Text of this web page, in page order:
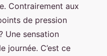
Contrairement aux
de pression
Une sensation
journée. C’est ce